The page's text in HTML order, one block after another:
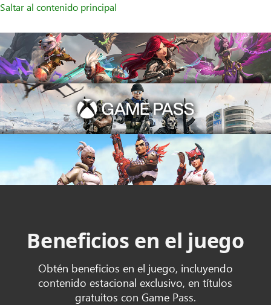
Saltar al contenido principal
Beneficios en el juego
Obtén beneficios en el juego, incluyendo
contenido estacional exclusivo, en títulos
gratuitos con Game Pass.